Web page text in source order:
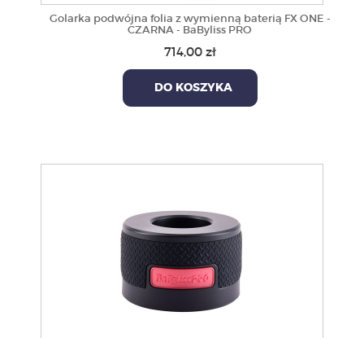
Golarka podwójna folia z wymienną baterią FX ONE -
CZARNA - BaByliss PRO
714,00 zł
DO KOSZYKA